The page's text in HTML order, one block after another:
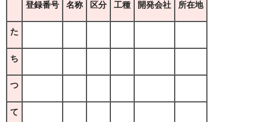
登録番号 名称 区分 工種 開発会社 所在地
た
ち
つ
て